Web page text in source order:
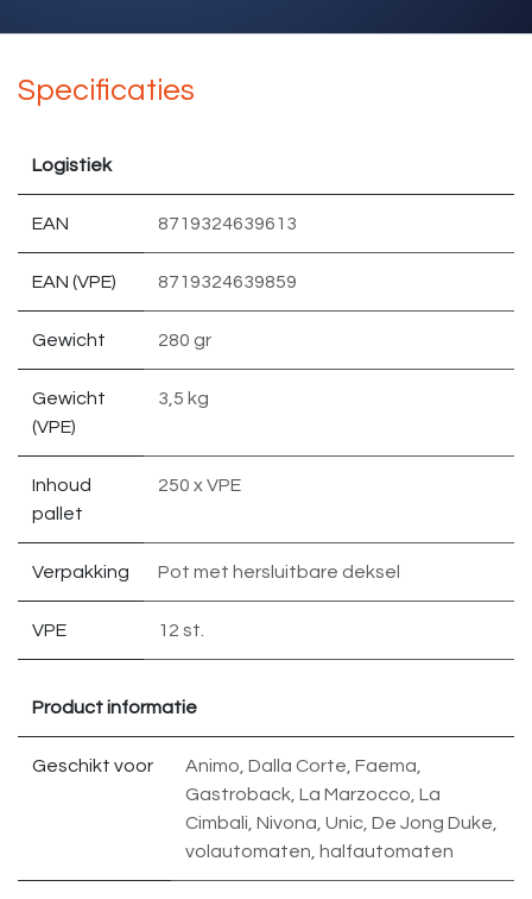
Specificaties
Logistiek
EAN 8719324639613
EAN (VPE) 8719324639859
Gewicht 280 gr
Gewicht
(VPE)
3,5 kg
Inhoud
pallet
250 x VPE
Verpakking Pot met hersluitbare deksel
VPE 12 st.
Product informatie
Geschikt voor Animo Dalla Corte Faema
Gastroback La Marzocco La
Cimbali Nivona Unic De Jong Duke
volautomaten
halfautomaten